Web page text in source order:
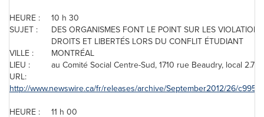
HEURE :
10 h 30
SUJET :
DES ORGANISMES FONT LE POINT SUR LES
DROITS ET LIBERTÉS LORS DU CONFLIT ÉTUDIANT
VILLE :
MONTRÉAL
LIEU :
au Comité Social Centre-Sud, 1710 rue Beaudry, local 2.7
URL:
http://www.newswire.ca/fr/releases/archive/September2012/26/
HEURE :
11 h 00